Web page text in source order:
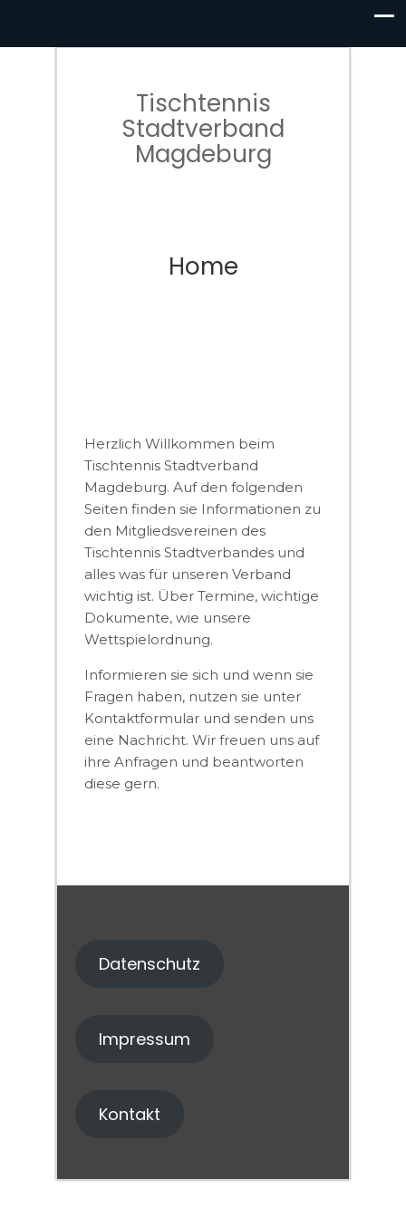
Tischtennis
Stadtverband
Magdeburg
Home
Herzlich Willkommen beim
Tischtennis Stadtverband
Magdeburg. Auf den folgenden
Seiten finden sie Informationen zu
den Mitgliedsvereinen des
Tischtennis Stadtverbandes und
alles was für unseren Verband
wichtig ist. Über Termine, wichtige
Dokumente, wie unsere
Wettspielordnung.
Informieren sie sich und wenn sie
Fragen haben, nutzen sie unter
Kontaktformular und senden uns
eine Nachricht. Wir freuen uns auf
ihre Anfragen und beantworten
diese gern.
Datenschutz
Impressum
Kontakt